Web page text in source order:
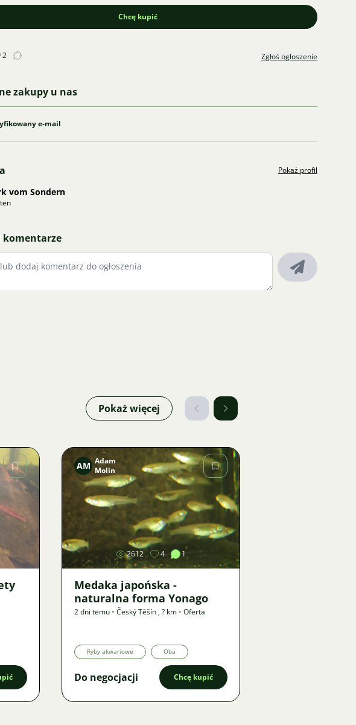
Chcę kupić
2 Zgłoś ogłoszenie
zakupy u nas
e-mail
Pokaż profil
vom Sondern
komentarze
Pokaż więcej
Zdjęcie
AM Adam
Molin
2612 4 1
Medaka japońska -
naturalna forma Yonago
2 dni temu • Český Těšín ,? km • Oferta
Ryby akwariowe Oba
Do negocjacji Chcę kupić